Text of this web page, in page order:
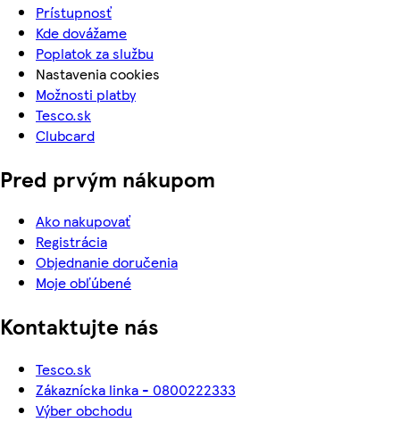
Prístupnosť
Kde dovážame
Poplatok za službu
Nastavenia cookies
Možnosti platby
Tesco.sk
Clubcard
Pred prvým nákupom
Ako nakupovať
Registrácia
Objednanie doručenia
Moje obľúbené
Kontaktujte nás
Tesco.sk
Zákaznícka linka - 0800222333
Výber obchodu